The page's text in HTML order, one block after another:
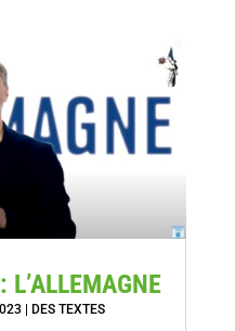
L’ALLEMAGNE
| DES TEXTES